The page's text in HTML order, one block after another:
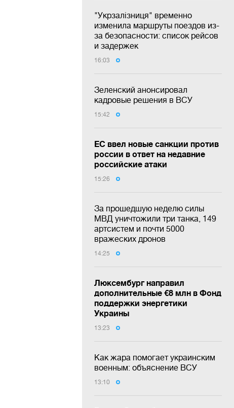
"Укрзалізниця" временно
изменила маршруты поездов из-
за безопасности: список рейсов
и задержек
16:03
Зеленский анонсировал
кадровые решения в ВСУ
15:42
ЕС ввел новые санкции против
россии в ответ на недавние
российские атаки
15:26
За прошедшую неделю силы
МВД уничтожили три танка, 149
артсистем и почти 5000
вражеских дронов
14:25
Люксембург направил
дополнительные €8 млн в Фонд
поддержки энергетики
Украины
13:23
Как жара помогает украинским
военным: объяснение ВСУ
13:10